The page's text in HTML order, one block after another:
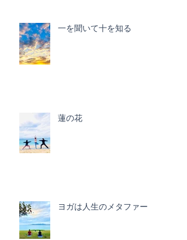
一を聞いて十を知る
蓮の花
ヨガは人生のメタファー